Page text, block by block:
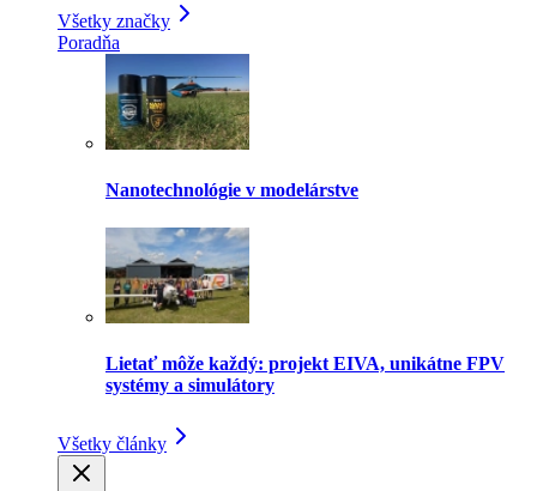
Všetky značky
Poradňa
Nanotechnológie v modelárstve
Lietať môže každý: projekt EIVA, unikátne FPV
systémy a simulátory
Všetky články